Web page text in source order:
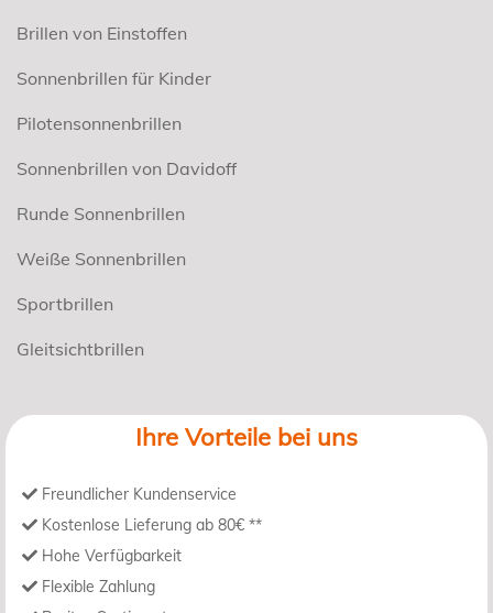
Brillen von Einstoffen
Sonnenbrillen für Kinder
Pilotensonnenbrillen
Sonnenbrillen von Davidoff
Runde Sonnenbrillen
Weiße Sonnenbrillen
Sportbrillen
Gleitsichtbrillen
Ihre Vorteile bei uns
Freundlicher Kundenservice
Kostenlose Lieferung ab 80€ **
Hohe Verfügbarkeit
Flexible Zahlung